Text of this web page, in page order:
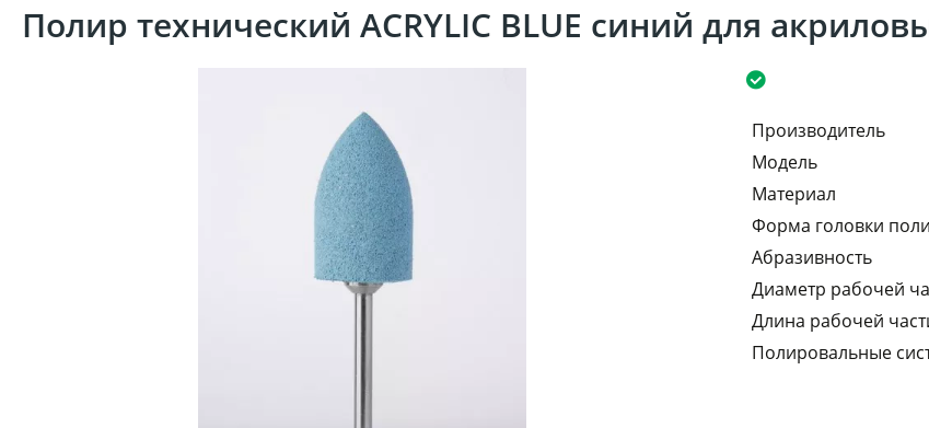
Полир технический ACRYLIC BLUE синий для
Производитель
Модель
Материал
Форма головки
Абразивность
Диаметр рабочей
Длина рабочей
Полировальные